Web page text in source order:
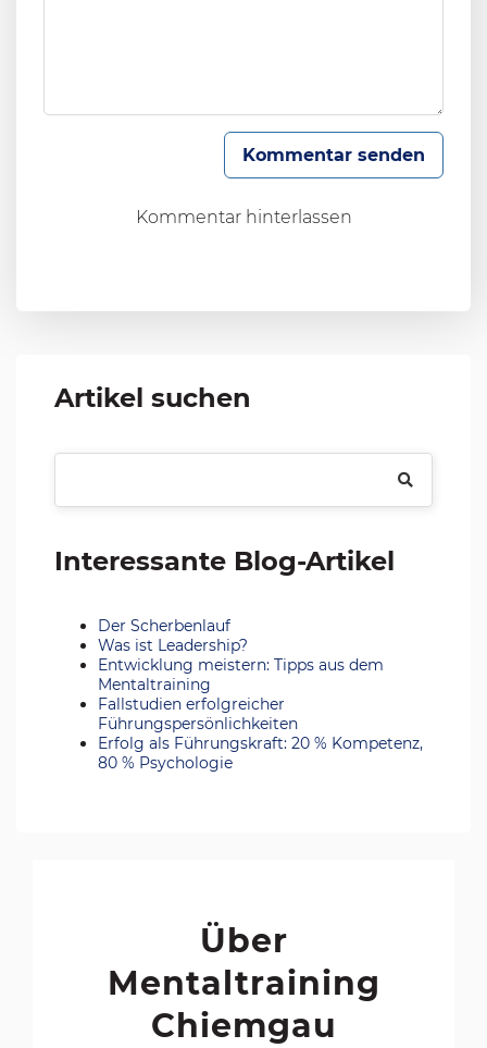
Kommentar senden
Kommentar hinterlassen
Artikel suchen
Interessante Blog-Artikel
Der Scherbenlauf
Was ist Leadership?
Entwicklung meistern: Tipps aus dem
Mentaltraining
Fallstudien erfolgreicher
Führungspersönlichkeiten
Erfolg als Führungskraft: 20 % Kompetenz,
80 % Psychologie
Über
Mentaltraining
Chiemgau